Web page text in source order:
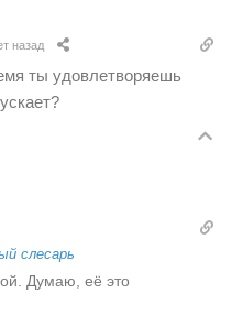
назад
ты удовлетворяешь
слесарь
Думаю, её это